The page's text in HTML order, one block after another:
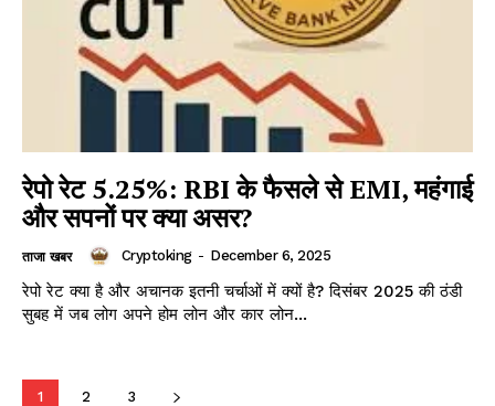
रेपो रेट 5.25%: RBI के फैसले से EMI, महंगाई
और सपनों पर क्या असर?
ताजा खबर Cryptoking - December 6, 2025
रेपो रेट क्या है और अचानक इतनी चर्चाओं में क्यों है? दिसंबर 2025 की ठंडी
सुबह में जब लोग अपने होम लोन और कार लोन...
1 2 3